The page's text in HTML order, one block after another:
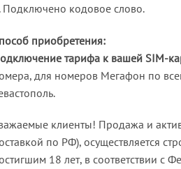
Подключено кодовое слово.
приобретения:
тарифа к вашей SIM-
для номеров Мегафон по
клиенты! Продажа и
по РФ), осуществляется
18 лет, в соответствии с